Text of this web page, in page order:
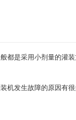
都是采用小剂量的灌
机发生故障的原因有